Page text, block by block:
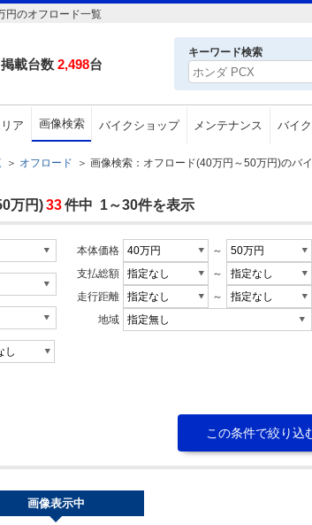
円のオフロード一覧
掲載台数 2,498台
キーワード検索
ア 画像検索 バイクショップ メンテナンス バイ
＞ オフロード ＞ 画像検索：オフロード(40万円～50万円)のバ
万円)33件中 1～30件を表示
本体価格
～
支払総額
～
走行距離
～
地域
画像表示中